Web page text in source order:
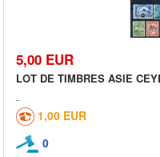
5,00 EUR
LOT DE TIMBRES ASIE
1,00 EUR
0